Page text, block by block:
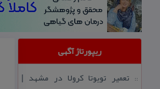
ریپورتاژ آگهی
:: تعمیر تویوتا كرولا در مشهد |